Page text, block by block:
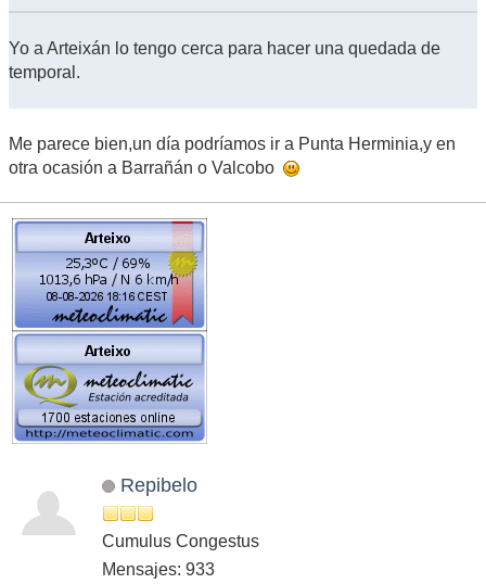
Yo a Arteixán lo tengo cerca para hacer una quedada de
temporal.
Me parece bien,un día podríamos ir a Punta Herminia,y en
otra ocasión a Barrañán o Valcobo
Repibelo
Cumulus Congestus
Mensajes: 933